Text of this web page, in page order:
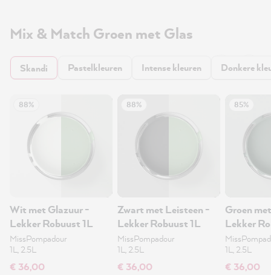
Mix & Match Groen met Glas
Skandi Pastelkleuren Intense kleuren Donkere
88%
Wit met Glazuur -
Lekker Robuust 1L
MissPompadour
1L, 2.5L
€ 36,00
88%
Zwart met Leisteen -
Lekker Robuust 1L
MissPompadour
1L, 2.5L
€ 36,00
85%
Groen
Lekker
1L, 2.5L
€ 36,00